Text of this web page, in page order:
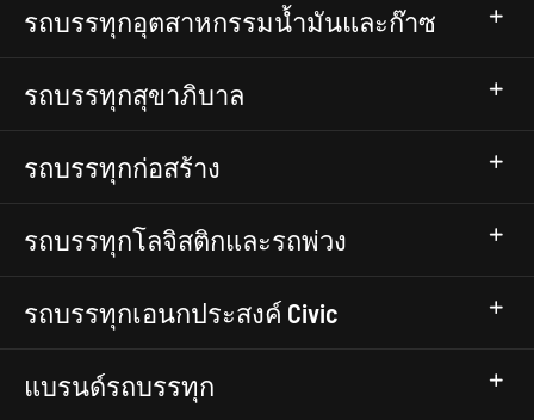
รถบรรทุกอุตสาหกรรมน้ำมันและก๊าซ
รถบรรทุกสุขาภิบาล
รถบรรทุกก่อสร้าง
รถบรรทุกโลจิสติกและรถพ่วง
รถบรรทุกเอนกประสงค์ Civic
แบรนด์รถบรรทุก